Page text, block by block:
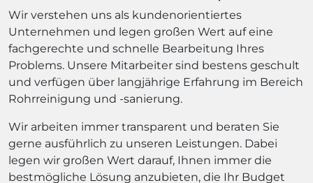
Wir verstehen uns als kundenorientiertes
Unternehmen und legen großen Wert auf eine
fachgerechte und schnelle Bearbeitung Ihres
Problems. Unsere Mitarbeiter sind bestens geschult
und verfügen über langjährige Erfahrung im Bereich
Rohrreinigung und -sanierung.
Wir arbeiten immer transparent und beraten Sie
gerne ausführlich zu unseren Leistungen. Dabei
legen wir großen Wert darauf, Ihnen immer die
bestmögliche Lösung anzubieten, die Ihr Budget